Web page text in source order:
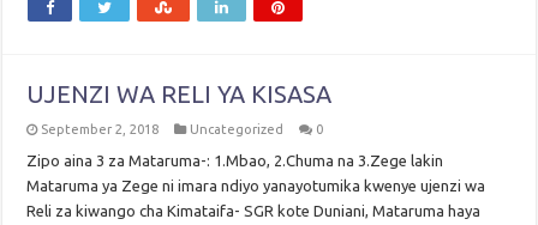
UJENZI WA RELI YA KISASA
September 2, 2018 Uncategorized 0
Zipo aina 3 za Mataruma-: 1.Mbao, 2.Chuma na 3.Zege lakin
Mataruma ya Zege ni imara ndiyo yanayotumika kwenye ujenzi wa
Reli za kiwango cha Kimataifa- SGR kote Duniani, Mataruma haya